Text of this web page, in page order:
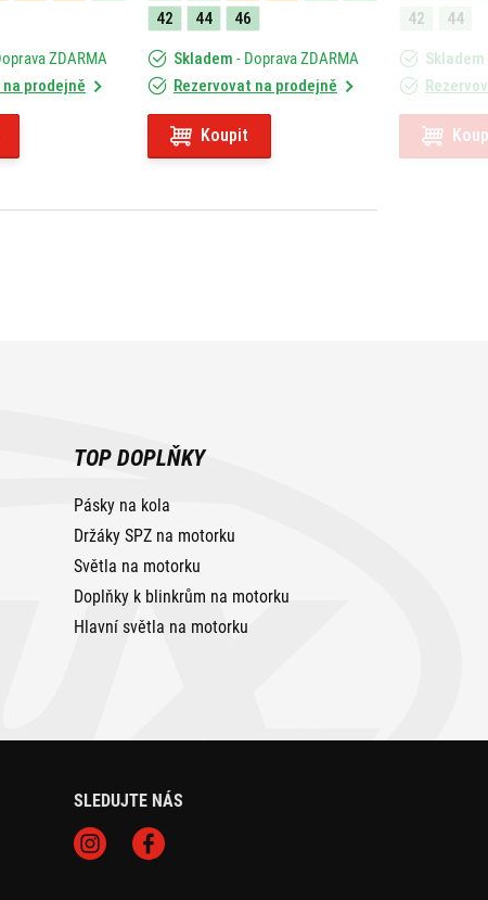
ZDARMA
prodejně
42
44 46
Skladem - Doprava ZDARMA
Rezervovat na prodejně
Koupit
42
44
Skladem
TOP DOPLŇKY
Pásky na kola
Držáky SPZ na motorku
Světla na motorku
Doplňky k blinkrům na motorku
Hlavní světla na motorku
SLEDUJTE NÁS